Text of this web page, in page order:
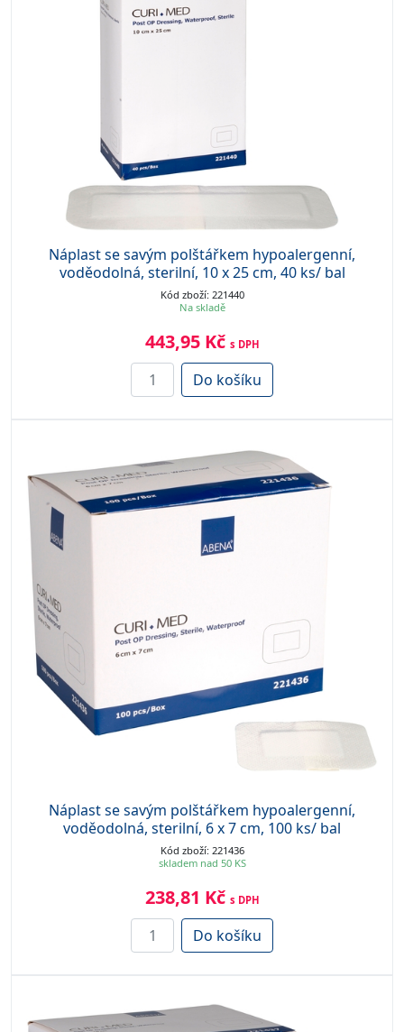
Náplast se savým polštářkem hypoalergenní,
voděodolná, sterilní, 10 x 25 cm, 40 ks/ bal
Kód zboží: 221440
Na skladě
443,95 Kč s DPH
Do košíku
Náplast se savým polštářkem hypoalergenní,
voděodolná, sterilní, 6 x 7 cm, 100 ks/ bal
Kód zboží: 221436
skladem nad 50 KS
238,81 Kč s DPH
Do košíku